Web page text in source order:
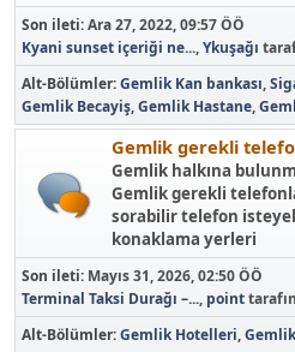
Son ileti:Ara 27, 2022, 09:57 ÖÖ
Kyani sunset içeriği ne...,Ykuşağı
Alt-Bölümler Gemlik Kan bankası
Gemlik Becayiş Gemlik Hastane
Gemlik gerekli
Gemlik halkına
Gemlik gerekli
sorabilir telefon
konaklama yerleri
Son ileti: Mayıs 31, 2026, 02:50 ÖÖ
Terminal Taksi Durağı –..., point
Alt-Bölümler Gemlik Hotelleri